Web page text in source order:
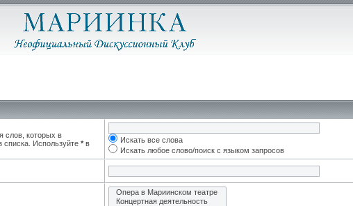
слов, которых в
списка. Используйте * в
Искать все слова
Искать любое слово/поиск с языком запросов